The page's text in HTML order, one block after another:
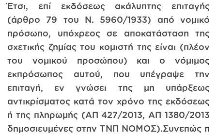
Έτσι, επί εκδόσεως ακάλυπτης επιταγής
(άρθρο 79 του Ν. 5960/1933) από νομικό
πρόσωπο, υπόχρεος σε αποκατάσταση της
σχετικής ζημίας του κομιστή της είναι (πλέον
του νομικού προσώπου) και ο νόμιμος
εκπρόσωπος αυτού, που υπέγραψε την
επιταγή, εν γνώσει της μη υπάρξεως
αντικρίσματος κατά τον χρόνο της εκδόσεως
ή της πληρωμής (ΑΠ 427/2013, ΑΠ 1380/2013
δημοσιευμένες στην ΤΝΠ ΝΟΜΟΣ).Συνεπώς η